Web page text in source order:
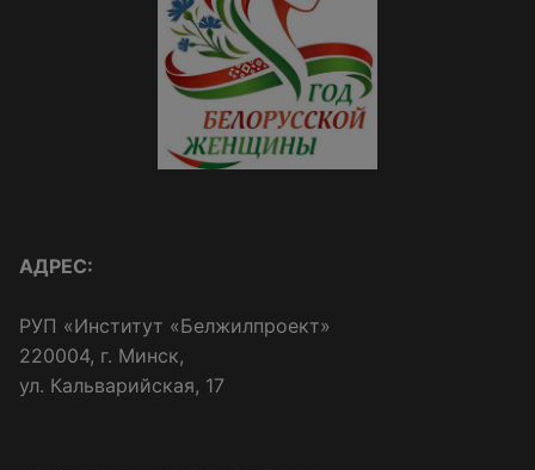
АДРЕС:
РУП «Институт «Белжилпроект»
220004, г. Минск,
ул. Кальварийская, 17